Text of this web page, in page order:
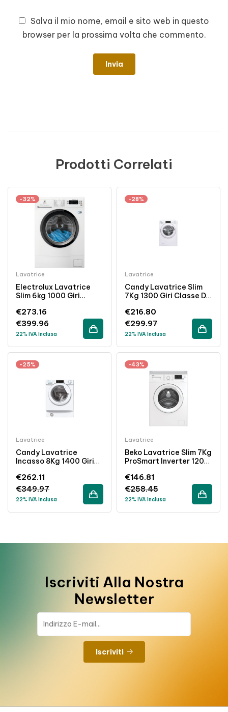
Salva il mio nome, email e sito web in questo
browser per la prossima volta che commento.
Prodotti Correlati
-32%
Lavatrice
Electrolux Lavatrice
Slim 6kg 1000 Giri
€399.96
€273.16
22% IVA Inclusa
-28%
Lavatrice
Candy Lavatrice Slim
7Kg 1300 Giri Classe D
Inossidabile
€299.97
€216.80
22% IVA Inclusa
-25%
Lavatrice
Candy Lavatrice
Incasso 8Kg 1400 Giri
Bianco
€349.97
€262.11
22% IVA Inclusa
-43%
Lavatrice
Beko Lavatrice Slim 7Kg
ProSmart Inverter 1200
Bianco
€258.45
€146.81
22% IVA Inclusa
Iscriviti Alla Nostra
Newsletter
Iscriviti